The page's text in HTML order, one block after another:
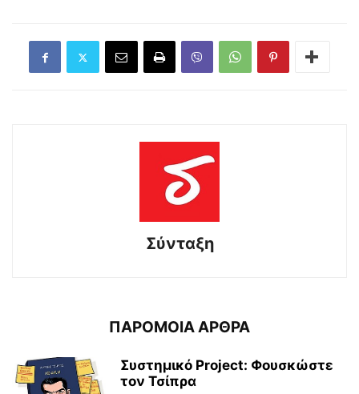
Σύνταξη
ΠΑΡΟΜΟΙΑ ΑΡΘΡΑ
Συστημικό Project: Φουσκώστε
τον Τσίπρα